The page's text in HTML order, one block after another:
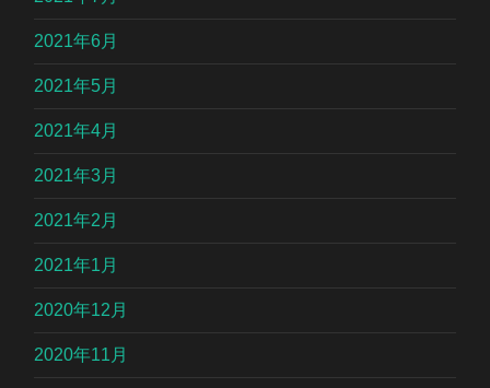
2021年6月
2021年5月
2021年4月
2021年3月
2021年2月
2021年1月
2020年12月
2020年11月